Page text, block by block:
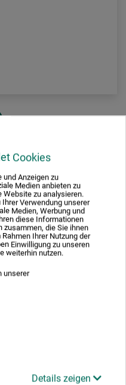
Cookies
und Anzeigen zu
Medien anbieten zu
Website zu analysieren.
Verwendung unserer
Medien, Werbung und
diese Informationen
die Sie ihnen
Ihrer Nutzung der
Einwilligung zu unseren
weiterhin nutzen.
unserer
Details zeigen
wir Kunde bei Der Grüne Punkt –
Punkt beteiligen.